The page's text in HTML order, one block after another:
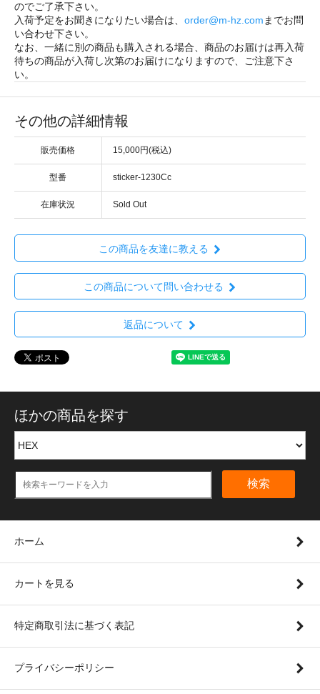
のでご了承下さい。
入荷予定をお聞きになりたい場合は、 order@m-hz.comまでお問
い合わせ下さい。
なお、一緒に別の商品も購入される場合、商品のお届けは再入荷
待ちの商品が入荷し次第のお届けになりますので、ご注意下さ
い。
その他の詳細情報
販売価格 15,000円(税込)
型番 sticker-1230Cc
在庫状況 Sold Out
この商品を友達に教える
この商品について問い合わせる
返品について
ほかの商品を探す
検索
ホーム
カートを見る
特定商取引法に基づく表記
プライバシーポリシー